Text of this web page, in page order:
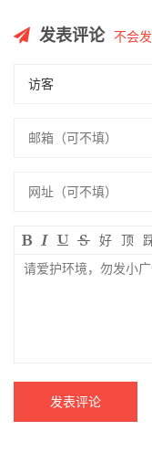
发表评论 不会
好 顶